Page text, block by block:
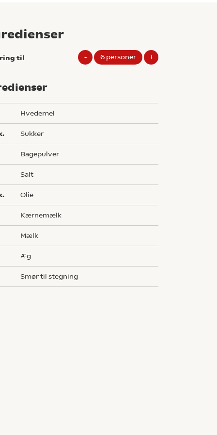
til - 6 personer +
hvedemel
sukker
bagepulver
salt
olie
Kærnemælk
mælk
æg
smør til stegning